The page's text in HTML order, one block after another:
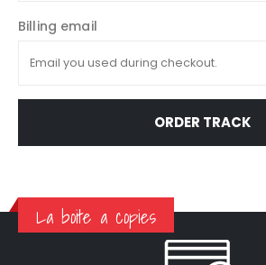
Billing email
ORDER TRACK
La boite a copies